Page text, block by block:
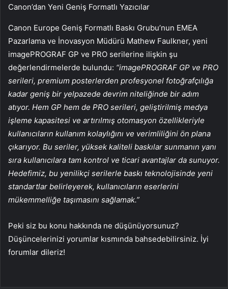
Canon’dan Yeni Geniş Formatlı Yazıcılar
Canon Europe Geniş Formatlı Baskı Grubu’nun EMEA
Pazarlama ve İnovasyon Müdürü Mathew Faulkner, yeni
imagePROGRAF GP ve PRO serilerine ilişkin şu
değerlendirmelerde bulundu: “imagePROGRAF GP ve PRO
serileri, premium posterlerden profesyonel fotoğrafçılığa
kadar geniş bir yelpazede devrim niteliğinde bir adım
atıyor. Hem GP hem de PRO serileri, geliştirilmiş medya
işleme kapasitesi ve artırılmış otomasyon özellikleriyle
kullanıcıların kullanım kolaylığını ve verimliliğini ön plana
çıkarıyor. Bu seriler, yüksek kaliteli baskılar sunmanın yanı
sıra kullanıcılara tam kontrol ve ticari avantajlar da sunuyor.
Hedefimiz, bu yenilikçi serilerle baskı teknolojisinde yeni
standartlar belirleyerek, kullanıcıların eserlerini
mükemmelliğe taşımasını sağlamak.”
Peki siz bu konu hakkında ne düşünüyorsunuz?
Düşüncelerinizi yorumlar kısmında bahsedebilirsiniz. İyi
forumlar dileriz!